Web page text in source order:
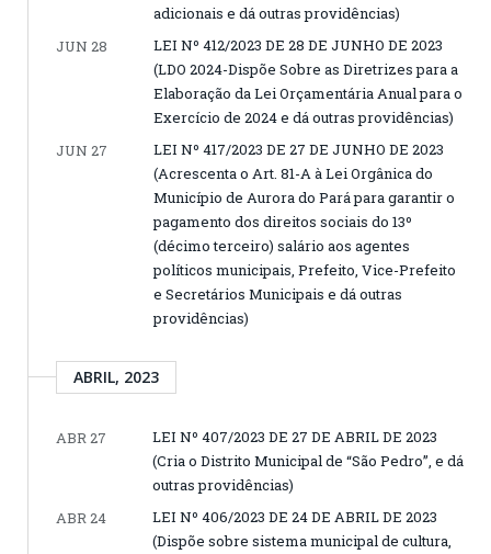
adicionais e dá outras providências)
JUN 28
LEI Nº 412/2023 DE 28 DE JUNHO DE 2023
(LDO 2024-Dispõe Sobre as Diretrizes para a
Elaboração da Lei Orçamentária Anual para o
Exercício de 2024 e dá outras providências)
JUN 27
LEI Nº 417/2023 DE 27 DE JUNHO DE 2023
(Acrescenta o Art. 81-A à Lei Orgânica do
Município de Aurora do Pará para garantir o
pagamento dos direitos sociais do 13º
(décimo terceiro) salário aos agentes
políticos municipais, Prefeito, Vice-Prefeito
e Secretários Municipais e dá outras
providências)
ABRIL, 2023
ABR 27
LEI Nº 407/2023 DE 27 DE ABRIL DE 2023
(Cria o Distrito Municipal de “São Pedro”, e dá
outras providências)
ABR 24
LEI Nº 406/2023 DE 24 DE ABRIL DE 2023
(Dispõe sobre sistema municipal de cultura,